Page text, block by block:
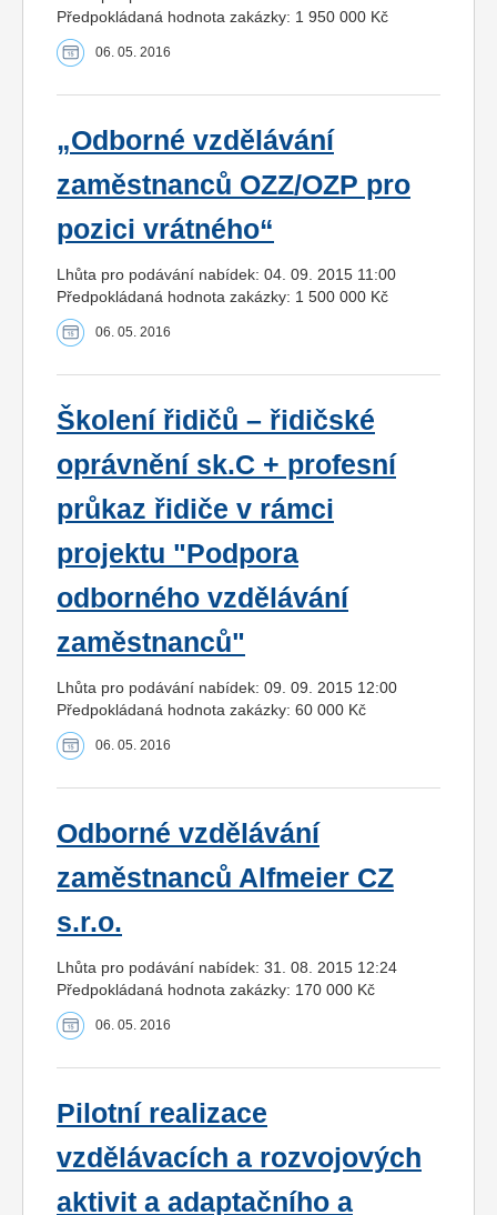
Předpokládaná hodnota zakázky: 1 950 000 Kč
06. 05. 2016
„Odborné vzdělávání
zaměstnanců OZZ/OZP pro
pozici vrátného“
Lhůta pro podávání nabídek: 04. 09. 2015 11:00
Předpokládaná hodnota zakázky: 1 500 000 Kč
06. 05. 2016
Školení řidičů – řidičské
oprávnění sk.C + profesní
průkaz řidiče v rámci
projektu "Podpora
odborného vzdělávání
zaměstnanců"
Lhůta pro podávání nabídek: 09. 09. 2015 12:00
Předpokládaná hodnota zakázky: 60 000 Kč
06. 05. 2016
Odborné vzdělávání
zaměstnanců Alfmeier CZ
s.r.o.
Lhůta pro podávání nabídek: 31. 08. 2015 12:24
Předpokládaná hodnota zakázky: 170 000 Kč
06. 05. 2016
Pilotní realizace
vzdělávacích a rozvojových
aktivit a adaptačního a